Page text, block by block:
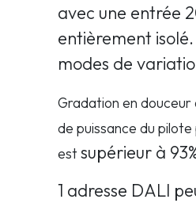
avec une entrée
entièrement
modes de
Gradation en douceur
de puissance du
estsupérieur à
1 adresse DALI